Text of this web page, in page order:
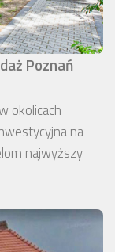
Poznań
okolicach
na
najwyższy